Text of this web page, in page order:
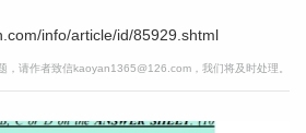
info/article/id/85929.shtml
，请作者致信kaoyan1365@126.com，我们将及时处理。